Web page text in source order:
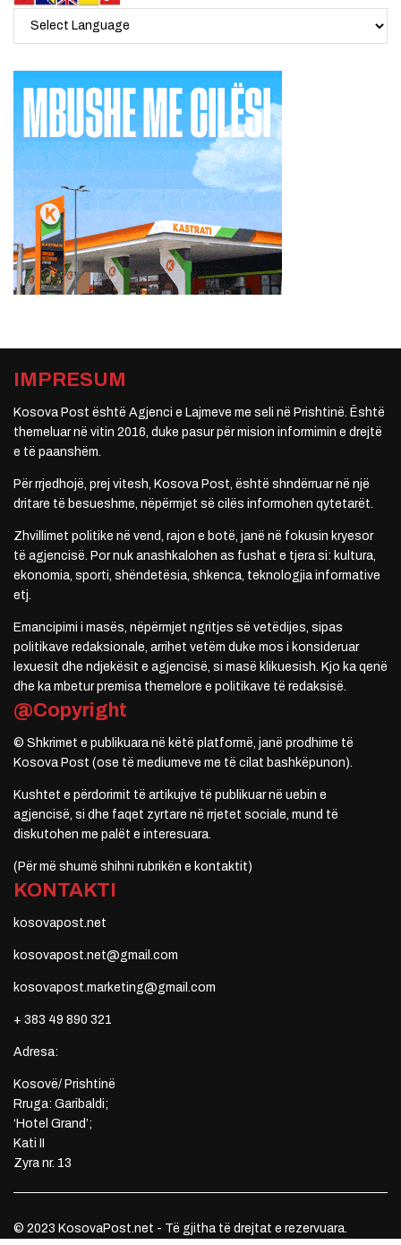
IMPRESUM
Kosova Post është Agjenci e Lajmeve me seli në Prishtinë. Është
themeluar në vitin 2016, duke pasur për mision informimin e drejtë
e të paanshëm.
Për rrjedhojë, prej vitesh, Kosova Post, është shndërruar në një
dritare të besueshme, nëpërmjet së cilës informohen qytetarët.
Zhvillimet politike në vend, rajon e botë, janë në fokusin kryesor
të agjencisë. Por nuk anashkalohen as fushat e tjera si: kultura,
ekonomia, sporti, shëndetësia, shkenca, teknologjia informative
etj.
Emancipimi i masës, nëpërmjet ngritjes së vetëdijes, sipas
politikave redaksionale, arrihet vetëm duke mos i konsideruar
lexuesit dhe ndjekësit e agjencisë, si masë klikuesish. Kjo ka qenë
dhe ka mbetur premisa themelore e politikave të redaksisë.
@Copyright
© Shkrimet e publikuara në këtë platformë, janë prodhime të
Kosova Post (ose të mediumeve me të cilat bashkëpunon).
Kushtet e përdorimit të artikujve të publikuar në uebin e
agjencisë, si dhe faqet zyrtare në rrjetet sociale, mund të
diskutohen me palët e interesuara.
(Për më shumë shihni rubrikën e kontaktit)
KONTAKTI
kosovapost.net
kosovapost.net@gmail.com
kosovapost.marketing@gmail.com
+ 383 49 890 321
Adresa:
Kosovë/ Prishtinë
Rruga: Garibaldi;
‘Hotel Grand’;
Kati II
Zyra nr. 13
© 2023 KosovaPost.net - Të gjitha të drejtat e rezervuara.